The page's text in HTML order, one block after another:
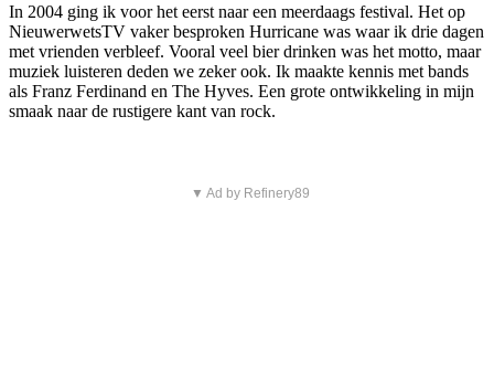
In 2004 ging ik voor het eerst naar een meerdaags festival. Het op
NieuwerwetsTV vaker besproken Hurricane was waar ik drie dagen
met vrienden verbleef. Vooral veel bier drinken was het motto, maar
muziek luisteren deden we zeker ook. Ik maakte kennis met bands
als Franz Ferdinand en The Hyves. Een grote ontwikkeling in mijn
smaak naar de rustigere kant van rock.
▼ Ad by Refinery89